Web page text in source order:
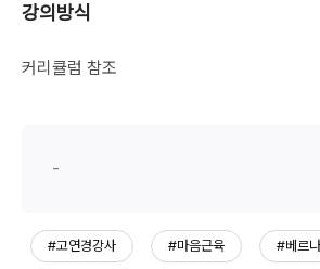
강의방식
커리큘럼 참조
-
#고연경강사 #마음근육 #베르